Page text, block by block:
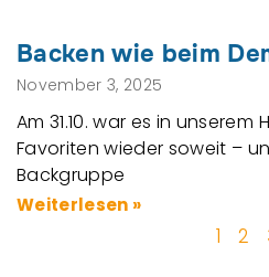
Backen wie beim
November 3, 2025
Am 31.10. war es in
Favoriten wieder soweit –
Backgruppe
Weiterlesen »
1 2